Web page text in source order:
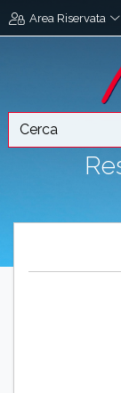
Area Riservata